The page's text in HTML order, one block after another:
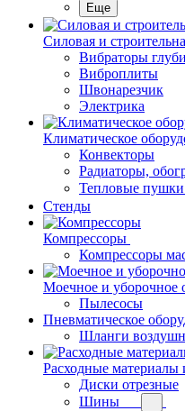
Еще
Силовая и
Вибраторы
Виброплиты
Швонарезчик
Электрика
Климатическое
Конвекторы
Радиаторы,
Тепловые пушки
Стенды
Компрессоры
Компрессоры
Моечное и уборочное
Пылесосы
Пневматическое
Шланги
Расходные материалы
Диски отрезные
Шины